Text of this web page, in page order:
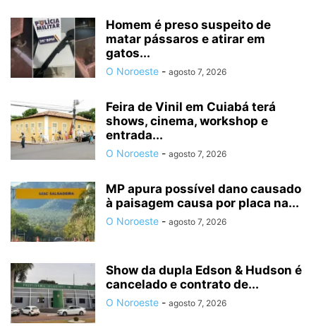
Homem é preso suspeito de
matar pássaros e atirar em
gatos...
O Noroeste - agosto 7, 2026
Feira de Vinil em Cuiabá terá
shows, cinema, workshop e
entrada...
O Noroeste - agosto 7, 2026
MP apura possível dano causado
à paisagem causa por placa na...
O Noroeste - agosto 7, 2026
Show da dupla Edson & Hudson é
cancelado e contrato de...
O Noroeste - agosto 7, 2026